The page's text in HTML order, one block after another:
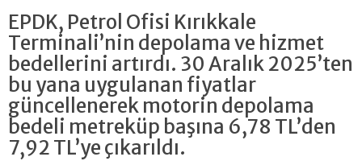
EPDK, Petrol Ofisi Kırıkkale
Terminali’nin depolama ve hizmet
bedellerini artırdı. 30 Aralık 2025’ten
bu yana uygulanan fiyatlar
güncellenerek motorin depolama
bedeli metreküp başına 6,78 TL’den
7,92 TL’ye çıkarıldı.